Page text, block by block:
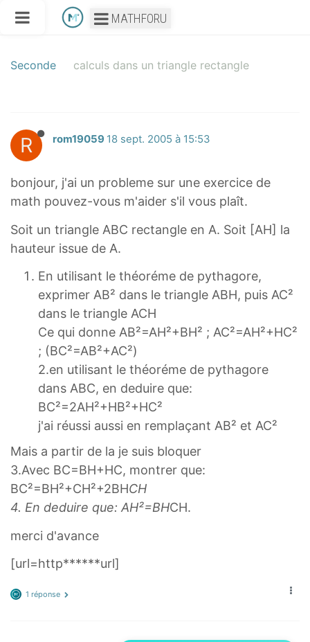
MATHFORU
Seconde calculs dans un triangle rectangle
R rom19059 18 sept. 2005 à 15:53
bonjour, j'ai un probleme sur une exercice de
math pouvez-vous m'aider s'il vous plaît.
Soit un triangle ABC rectangle en A. Soit [AH] la
hauteur issue de A.
En utilisant le théoréme de pythagore,
exprimer AB² dans le triangle ABH, puis AC²
dans le triangle ACH
Ce qui donne AB²=AH²+BH² ; AC²=AH²+HC²
; (BC²=AB²+AC²)
2.en utilisant le théoréme de pythagore
dans ABC, en deduire que:
BC²=2AH²+HB²+HC²
j'ai réussi aussi en remplaçant AB² et AC²
Mais a partir de la je suis bloquer
3.Avec BC=BH+HC, montrer que:
BC²=BH²+CH²+2BHCH
4. En deduire que: AH²=BHCH.
merci d'avance
[url=http******url]
1 réponse